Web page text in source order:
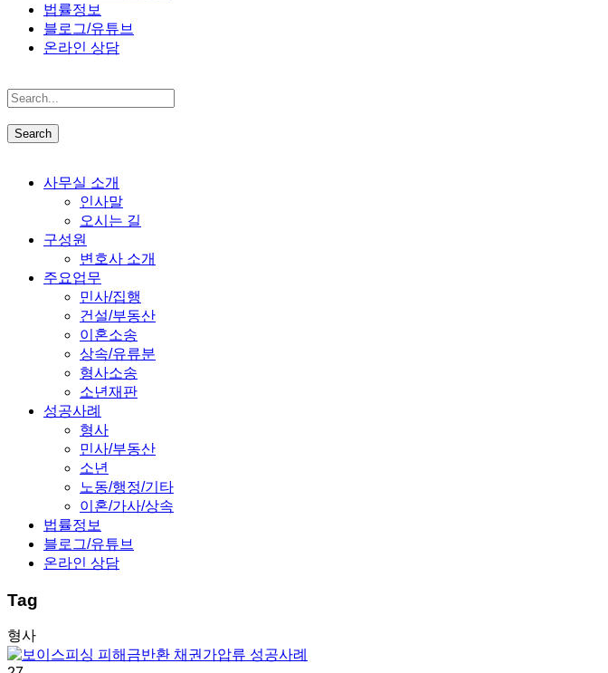
법률정보
블로그/유튜브
온라인 상담
사무실 소개
인사말
오시는 길
구성원
변호사 소개
주요업무
민사/집행
건설/부동산
이혼소송
상속/유류분
형사소송
소년재판
성공사례
형사
민사/부동산
소년
노동/행정/기타
이혼/가사/상속
법률정보
블로그/유튜브
온라인 상담
Tag
형사